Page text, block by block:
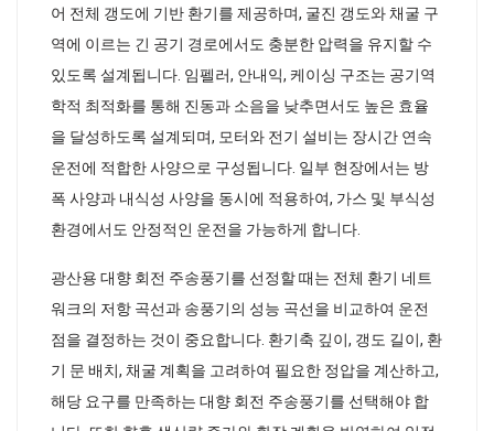
어 전체 갱도에 기반 환기를 제공하며, 굴진 갱도와 채굴 구
역에 이르는 긴 공기 경로에서도 충분한 압력을 유지할 수
있도록 설계됩니다. 임펠러, 안내익, 케이싱 구조는 공기역
학적 최적화를 통해 진동과 소음을 낮추면서도 높은 효율
을 달성하도록 설계되며, 모터와 전기 설비는 장시간 연속
운전에 적합한 사양으로 구성됩니다. 일부 현장에서는 방
폭 사양과 내식성 사양을 동시에 적용하여, 가스 및 부식성
환경에서도 안정적인 운전을 가능하게 합니다.
광산용 대향 회전 주송풍기를 선정할 때는 전체 환기 네트
워크의 저항 곡선과 송풍기의 성능 곡선을 비교하여 운전
점을 결정하는 것이 중요합니다. 환기축 깊이, 갱도 길이, 환
기 문 배치, 채굴 계획을 고려하여 필요한 정압을 계산하고,
해당 요구를 만족하는 대향 회전 주송풍기를 선택해야 합